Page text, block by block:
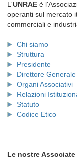
L'UNRAE è
operanti sul mercato
commerciali e
Chi siamo
Struttura
Presidente
Direttore Generale
Organi Associativi
Relazioni
Statuto
Codice Etico
Le nostre